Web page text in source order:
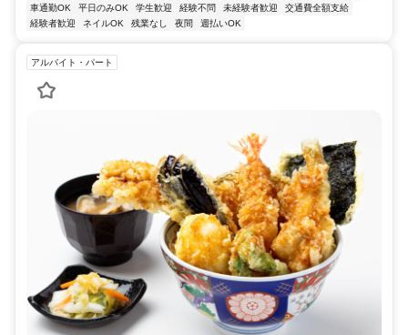
車通勤OK
平日のみOK 学生歓迎 経験不問 未経験者歓迎
交通費全額支給
経験者歓迎
ネイルOK 残業なし 夜間 週払いOK
アルバイト・パート